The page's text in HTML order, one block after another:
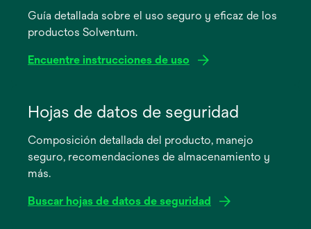
Guía detallada sobre el uso seguro y eficaz de los
productos Solventum.
Encuentre instrucciones de uso
abre
pestaña
nueva
Hojas de datos de seguridad
Composición detallada del producto, manejo
seguro, recomendaciones de almacenamiento y
más.
Buscar hojas de datos de seguridad